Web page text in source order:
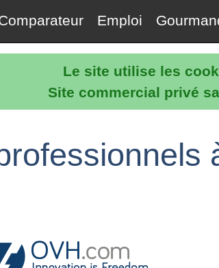
Le site utilise les
Site commercial privé
Emploi